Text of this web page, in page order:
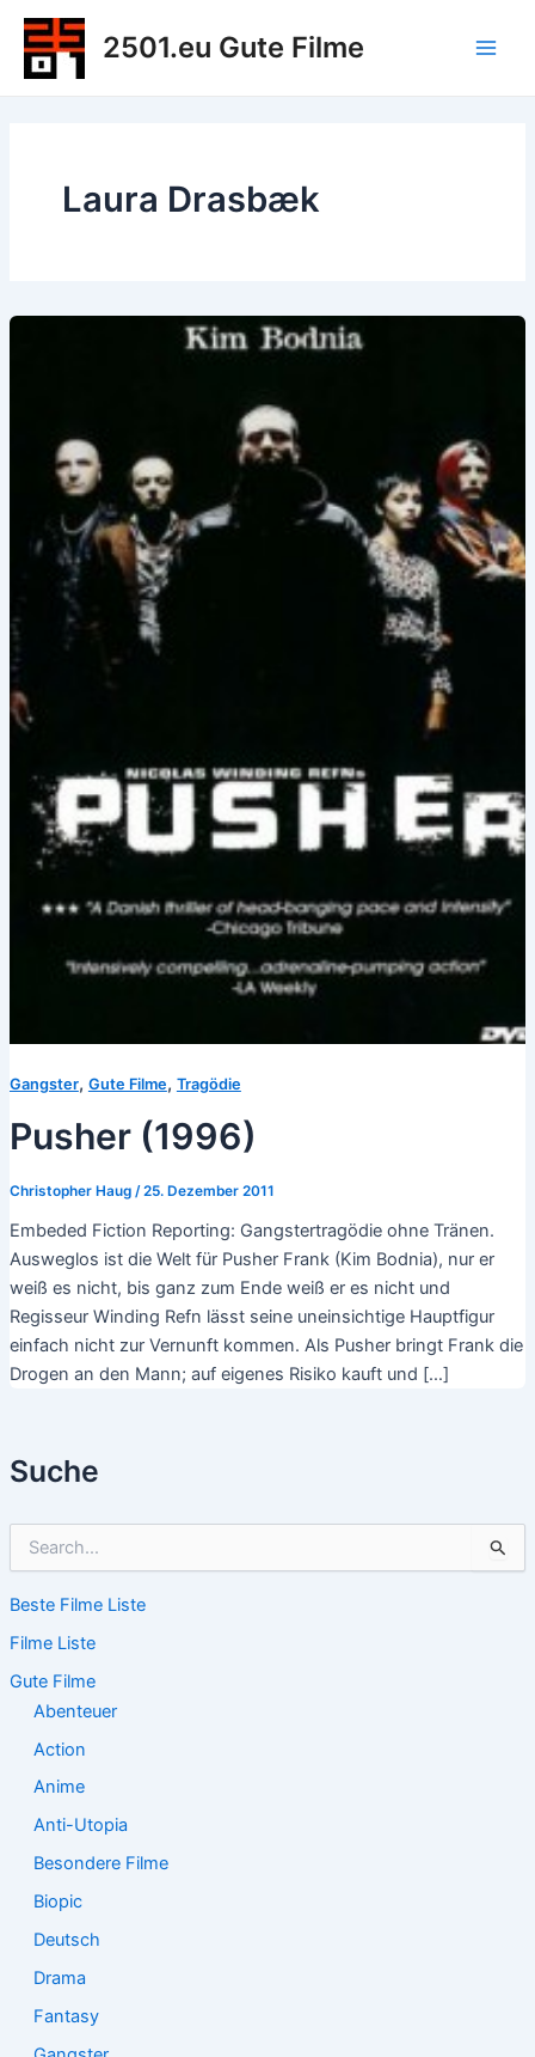
Zum
Inhalt
springen
2501.eu Gute Filme
Suche
h
n
n
Beste Filme Liste
Filme Liste
Gute Filme
Abenteuer
Action
Anime
Anti-Utopia
Besondere Filme
Biopic
Deutsch
Drama
Fantasy
Laura Drasbæk
Gangster, Gute Filme, Tragödie
Pusher (1996)
Christopher Haug /25. Dezember 2011
Embeded Fiction Reporting: Gangstertragödie ohne Tränen.
Ausweglos ist die Welt für Pusher Frank (Kim Bodnia), nur er
weiß es nicht, bis ganz zum Ende weiß er es nicht und
Regisseur Winding Refn lässt seine uneinsichtige Hauptfigur
einfach nicht zur Vernunft kommen. Als Pusher bringt Frank die
Drogen an den Mann; auf eigenes Risiko kauft und […]